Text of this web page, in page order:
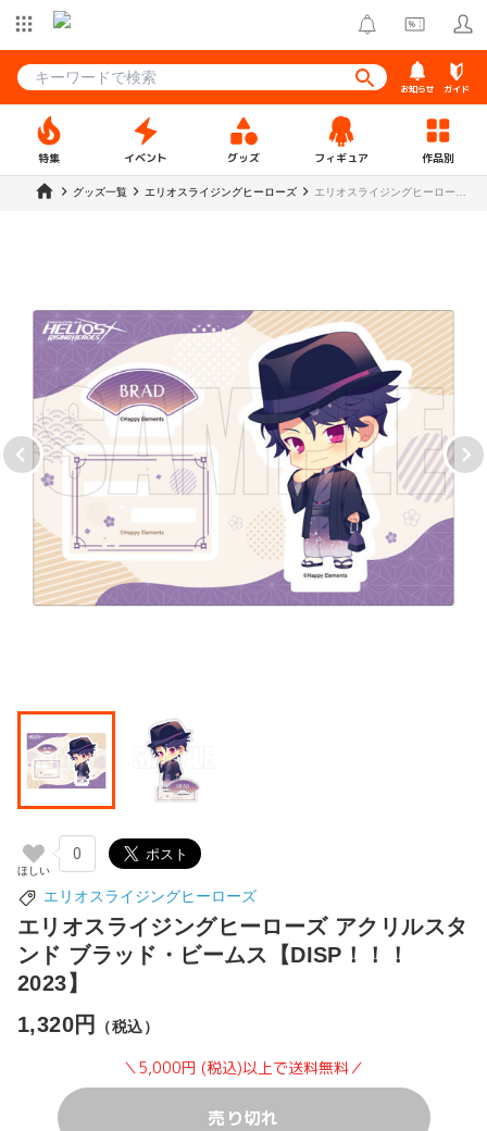
お知らせ ガイド
特集 イベント グッズ フィギュア 作品別
グッズ一覧 エリオスライジングヒーローズ
エリオスライジングヒーローズ
0
エリオスライジングヒーローズ
エリオスライジングヒーローズ アクリルスタ
ンド ブラッド・ビームス【DISP！！！
2023】
1,320円
（税込）
＼5,000円 (税込)以上で送料無料／
売り切れ